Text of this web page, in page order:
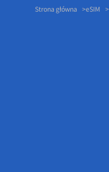
Strona główna eSIM